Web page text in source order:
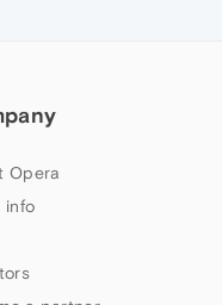
Opera
info